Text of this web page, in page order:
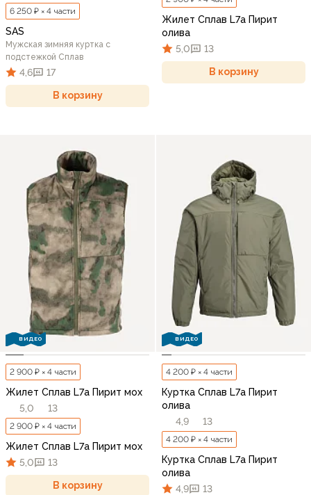
6 250 ₽ × 4 части
SAS
Мужская зимняя куртка с
подстежкой Сплав
4,6 17
В корзину
Жилет Сплав L7a Пирит
олива
5,0
13
В корзину
ВИДЕО
2 900 ₽ × 4 части
Жилет Сплав L7a Пирит мох
5,0
13
2 900 ₽ × 4 части
Жилет Сплав L7a Пирит мох
5,0
13
В корзину
ВИДЕО
4 200 ₽ × 4 части
Куртка Сплав L7a Пирит
олива
4,9
13
4 200 ₽ × 4 части
Куртка Сплав L7a Пирит
олива
4,9
13